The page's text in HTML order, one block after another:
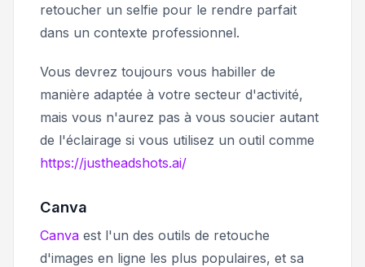
retoucher un selfie pour le rendre parfait
dans un contexte professionnel.
Vous devrez toujours vous habiller de
manière adaptée à votre secteur d'activité,
mais vous n'aurez pas à vous soucier autant
de l'éclairage si vous utilisez un outil comme
https://justheadshots.ai/
Canva
Canva est l'un des outils de retouche
d'images en ligne les plus populaires, et sa